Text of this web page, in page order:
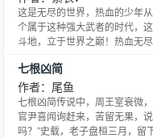
这是无尽的世界，热血的少年
个属于这种强大武者的时代，
斗地，立于世界之巅！热血无尽
七根凶简
作者：尾鱼
七根凶简传说中，周王室衰微
官尹喜闻询赶来，苦留无果，
吗？”史载，老子盘桓三月，留